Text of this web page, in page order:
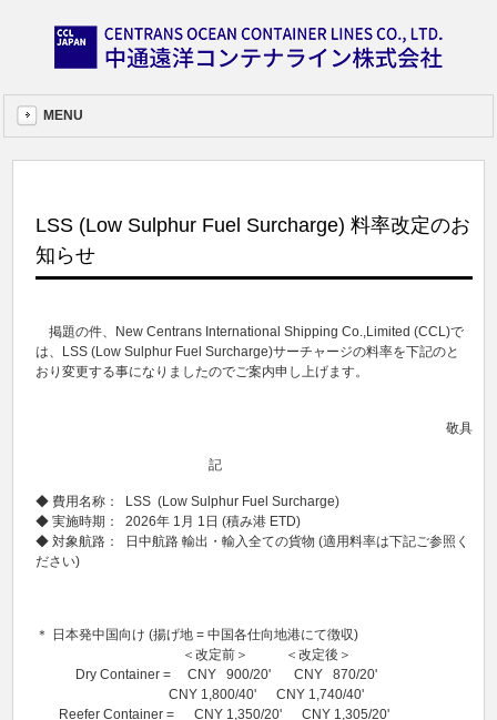
MENU
LSS (Low Sulphur Fuel Surcharge) 料率改定のお
知らせ
掲題の件、New Centrans International Shipping Co.,Limited (CCL)で
は、LSS (Low Sulphur Fuel Surcharge)サーチャージの料率を下記のと
おり変更する事になりましたのでご案内申し上げます。
敬具
記
◆ 費用名称： LSS (Low Sulphur Fuel Surcharge)
◆ 実施時期： 2026年 1月 1日 (積み港 ETD)
◆ 対象航路： 日中航路 輸出・輸入全ての貨物 (適用料率は下記ご参照く
ださい)
＊ 日本発中国向け (揚げ地 = 中国各仕向地港にて徴収)
＜改定前＞ ＜改定後＞
Dry Container = CNY 900/20' CNY 870/20'
CNY 1,800/40' CNY 1,740/40'
Reefer Container = CNY 1,350/20' CNY 1,305/20'